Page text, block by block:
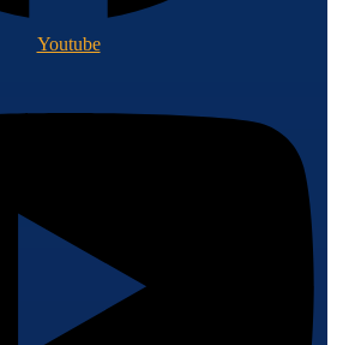
Youtube